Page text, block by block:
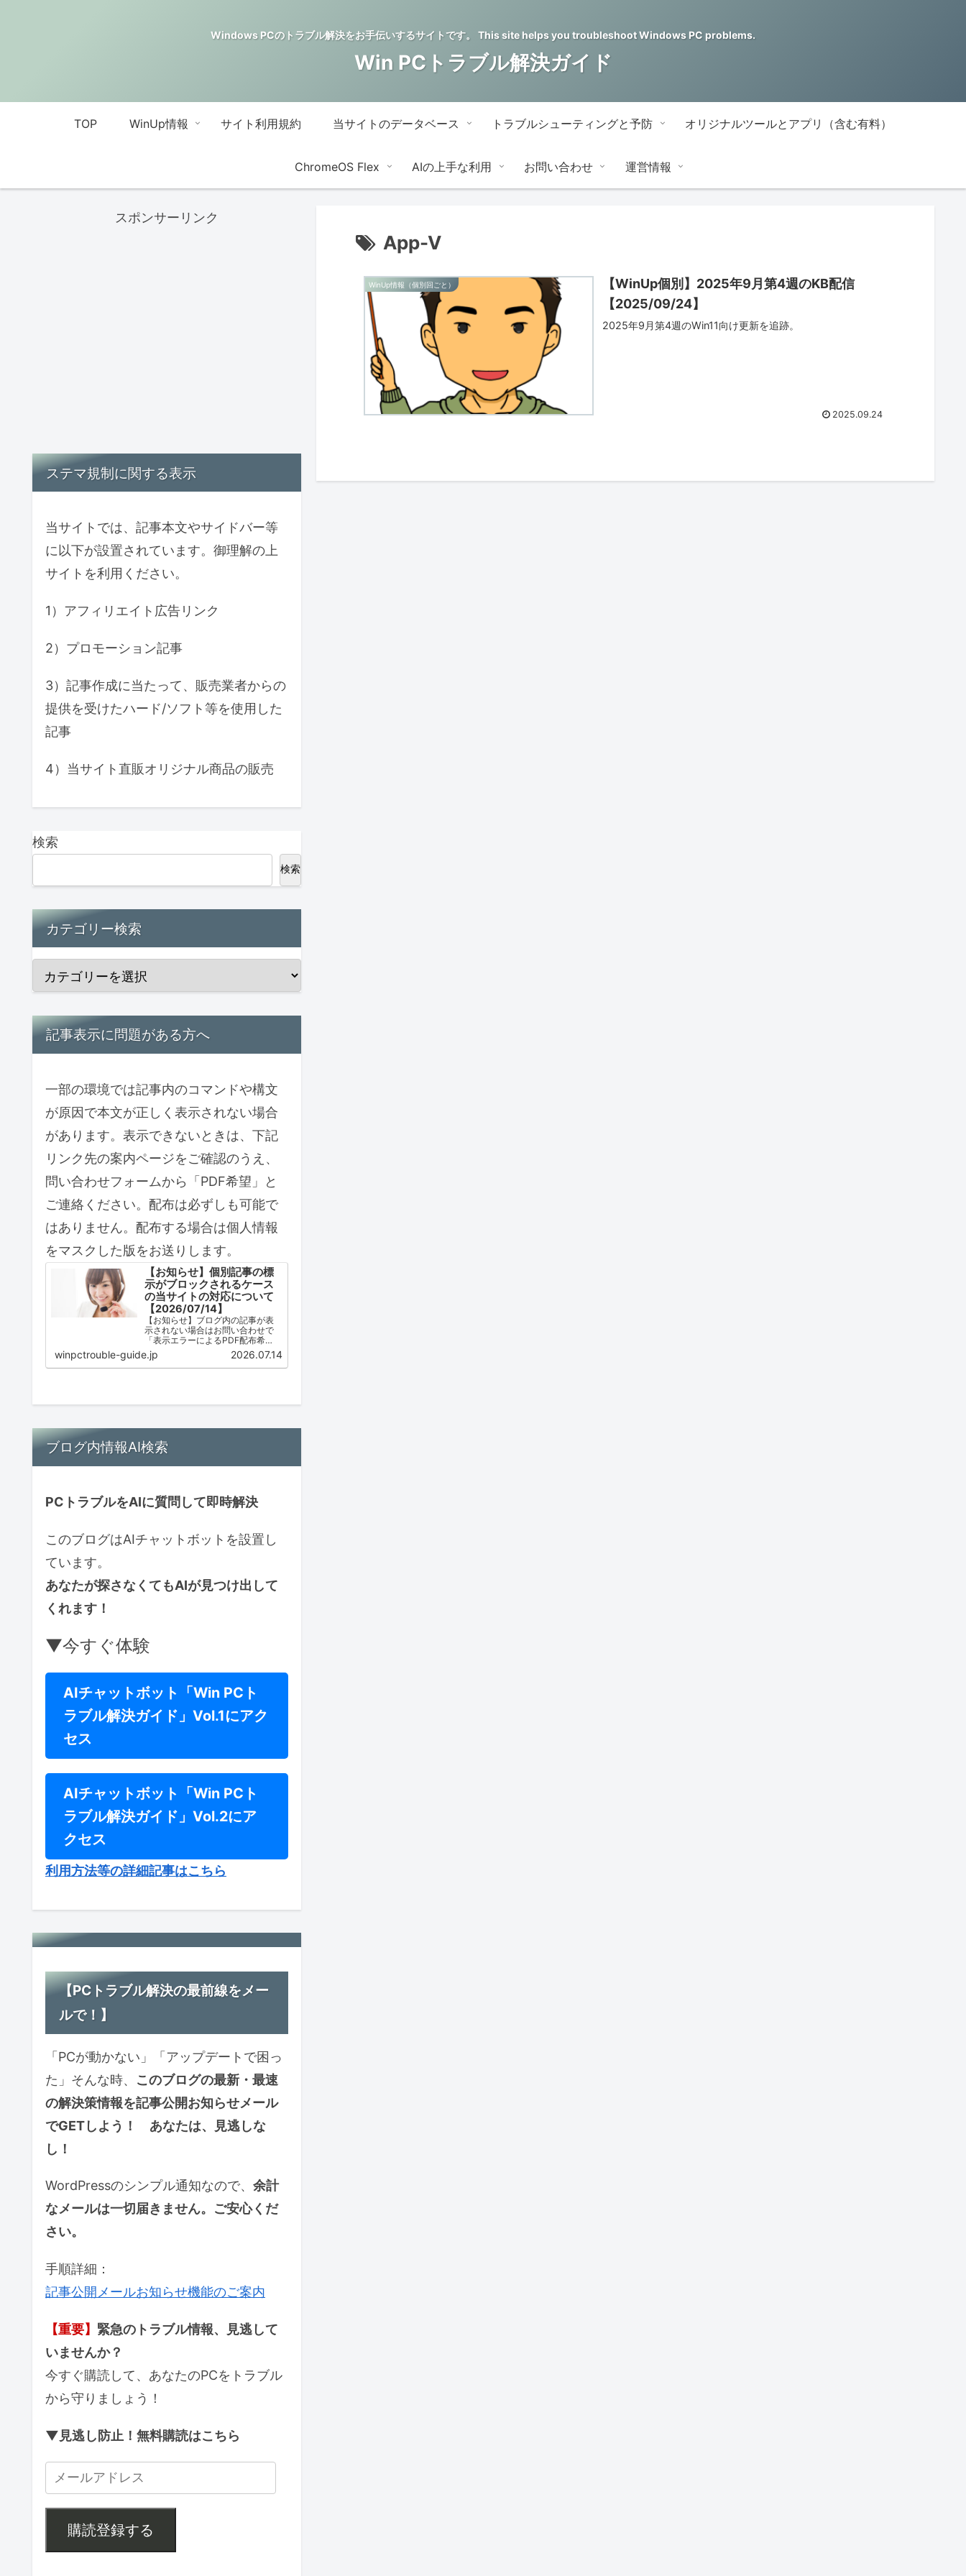
Windows PCのトラブル解決をお手伝いするサイトです。 This site helps you troubleshoot Windows PC problems.
Win PCトラブル解決ガイド
TOP WinUp情報 サイト利用規約 当サイトのデータベース トラブルシューティングと予防 オリジナルツールとアプリ（含む有料）
ChromeOS Flex AIの上手な利用 お問い合わせ 運営情報
App-V
WinUp情報（個別回ごと）
【WinUp個別】2025年9月第4週のKB配信
【2025/09/24】
2025年9月第4週のWin11向け更新を追跡。
2025.09.24
スポンサーリンク
ステマ規制に関する表示
当サイトでは、記事本文やサイドバー等
に以下が設置されています。御理解の上
サイトを利用ください。
1）アフィリエイト広告リンク
2）プロモーション記事
3）記事作成に当たって、販売業者からの
提供を受けたハード/ソフト等を使用した
記事
4）当サイト直販オリジナル商品の販売
検索
検索
カテゴリー検索
記事表示に問題がある方へ
一部の環境では記事内のコマンドや構文
が原因で本文が正しく表示されない場合
があります。表示できないときは、下記
リンク先の案内ページをご確認のうえ、
問い合わせフォームから「PDF希望」と
ご連絡ください。配布は必ずしも可能で
はありません。配布する場合は個人情報
をマスクした版をお送りします。
【お知らせ】個別記事の標
示がブロックされるケース
の当サイトの対応について
【2026/07/14】
【お知らせ】ブログ内の記事が表
示されない場合はお問い合わせで
「表示エラーによるPDF配布希
望」とご連絡ください。ただし、
配布は必ずしも可能ではありませ
ん。
winpctrouble-guide.jp 2026.07.14
ブログ内情報AI検索
PCトラブルをAIに質問して即時解決
このブログはAIチャットボットを設置し
ています。
あなたが探さなくてもAIが見つけ出して
くれます！
▼今すぐ体験
AIチャットボット「Win PCト
ラブル解決ガイド」Vol.1にアク
セス
AIチャットボット「Win PCト
ラブル解決ガイド」Vol.2にア
クセス
利用方法等の詳細記事はこちら
【PCトラブル解決の最前線をメー
ルで！】
「PCが動かない」「アップデートで困っ
た」そんな時、 このブログの最新・最速
の解決策情報を記事公開お知らせメール
でGETしよう！ あなたは、見逃しな
し！
WordPressのシンプル通知なので、 余計
なメールは一切届きません。ご安心くだ
さい。
手順詳細：
記事公開メールお知らせ機能のご案内
【重要】 緊急のトラブル情報、見逃して
いませんか？
今すぐ購読して、あなたのPCをトラブル
から守りましょう！
▼見逃し防止！無料購読はこちら
購読登録する